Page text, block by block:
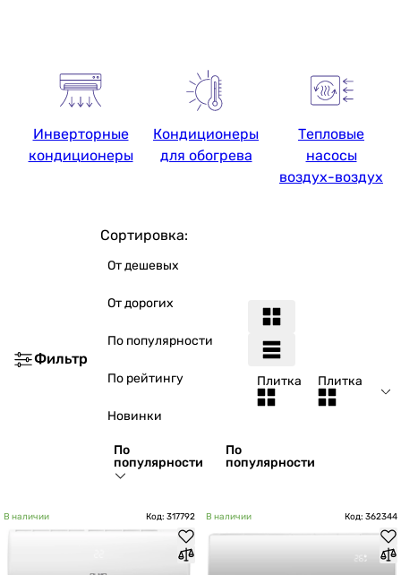
Инверторные
кондиционеры
Кондиционеры
для обогрева
Тепловые
насосы
воздух-воздух
Фильтр
Сортировка:
От дешевых
От дорогих
По популярности
По рейтингу
Новинки
По
популярности
По
популярности
Плитка Плитка
В наличии Код: 317792 В наличии Код: 362344